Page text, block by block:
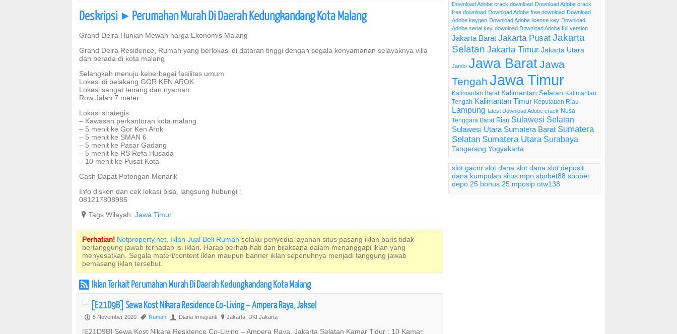
Deskripsi ] Perumahan Murah Di Daerah Kedungkandang Kota Malang
Grand Deira Hunian Mewah harga Ekonomis Malang
Grand Deira Residence, Rumah yang berlokasi di dataran tinggi dengan segala kenyamanan selayaknya villa
dan berada di kota malang
Selangkah menuju keberbagai fasilitas umum
Lokasi di belakang GOR KEN AROK
Lokasi sangat tenang dan nyaman
Row Jalan 7 meter
Lokasi strategis :
– Kawasan perkantoran kota malang
– 5 menit ke Gor Ken Arok
– 5 menit ke SMAN 6
– 5 menit ke Pasar Gadang
– 5 menit ke RS Refa Husada
– 10 menit ke Pusat Kota
Cash Dapat Potongan Menarik
Info diskon dan cek lokasi bisa, langsung hubungi :
081217808986
? Tags Wilayah: Jawa Timur
Perhatian! Netproperty.net, Iklan Jual Beli Rumah selaku penyedia layanan situs pasang iklan baris tidak
bertanggung jawab terhadap isi iklan. Harap berhati-hati dan bijaksana dalam menanggapi iklan yang
menyesatkan. Segala materi/content iklan maupun banner iklan sepenuhnya menjadi tanggung jawab
pemasang iklan tersebut.
r Iklan Terkait Perumahan Murah Di Daerah Kedungkandang Kota Malang
[E21D9B] Sewa Kost Nikara Residence Co-Living – Ampera Raya, Jaksel
P 5 November 2020 , Rumah U Diana Irmayanti ? Jakarta, DKI Jakarta
[E21D9B] Sewa Kost Nikara Residence Co-Living – Ampera Raya, Jakarta Selatan Kamar Tidur : 10 Kamar
Download Adobe crack download Download Adobe crack
free download Download Adobe free download Download
Adobe keygen Download Adobe license key Download
Adobe serial key download Download Adobe full version
Jakarta Barat Jakarta Pusat Jakarta
Selatan Jakarta Timur Jakarta Utara
Jambi Jawa BaratJawa
Tengah Jawa Timur
Kalimantan Barat Kalimantan Selatan Kalimantan
Tengah Kalimantan Timur Kepulauan Riau
Lampung latest Download Adobe crack Nusa
Tenggara Barat Riau Sulawesi Selatan
Sulawesi Utara Sumatera Barat Sumatera
Selatan Sumatera Utara Surabaya
Tangerang Yogyakarta
slot gacor slot dana slot dana slot deposit
dana kumpulan situs mpo sbobet88 sbobet
depo 25 bonus 25 mposip otw138